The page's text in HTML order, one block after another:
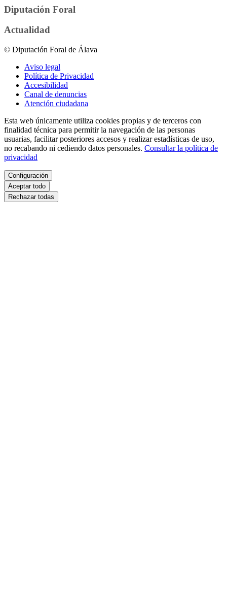
Diputación Foral
Actualidad
© Diputación Foral de Álava
Aviso legal
Política de Privacidad
Accesibilidad
Canal de denuncias
Atención ciudadana
Esta web únicamente utiliza cookies propias y de terceros con
finalidad técnica para permitir la navegación de las personas
usuarias, facilitar posteriores accesos y realizar estadísticas de uso,
no recabando ni cediendo datos personales. Consultar la política de
privacidad
Configuración
Aceptar todo
Rechazar todas